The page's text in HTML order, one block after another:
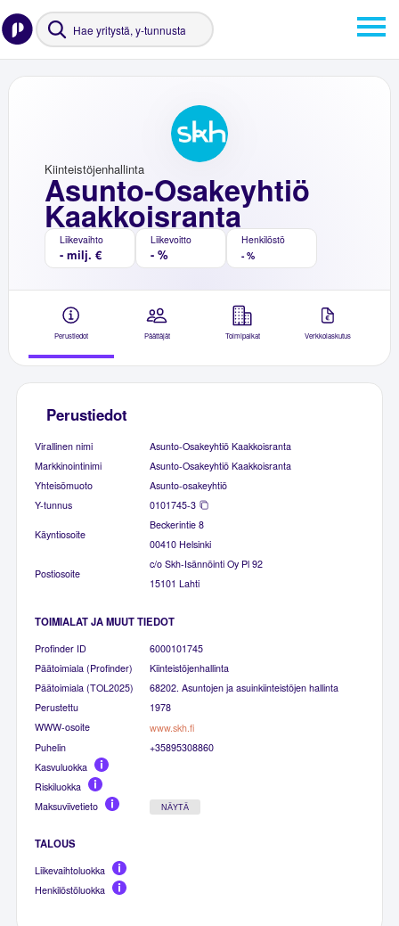
Asunto-Osakeyhtiö
Kaakkoisranta
Kiinteistöjenhallinta
Liikevaihto
- milj. €
Liikevoitto
- %
Henkilöstö
- %
Perustiedot Päättäjät Toimipaikat Verkkolaskutus
Perustiedot
Virallinen nimi
Asunto-Osakeyhtiö Kaakkoisranta
Markkinointinimi
Asunto-Osakeyhtiö Kaakkoisranta
Yhteisömuoto
Asunto-osakeyhtiö
Y-tunnus
0101745-3
Käyntiosoite
Beckerintie 8
00410 Helsinki
Postiosoite
c/o Skh-Isännöinti Oy Pl 92
15101 Lahti
TOIMIALAT JA MUUT TIEDOT
Profinder ID
6000101745
Päätoimiala (Profinder)
Kiinteistöjenhallinta
Päätoimiala (TOL2025)
68202. Asuntojen ja asuinkiinteistöjen hallinta
Perustettu
1978
WWW-osoite
www.skh.fi
Puhelin
+35895308860
Kasvuluokka
Riskiluokka
Maksuviivetieto
NÄYTÄ
TALOUS
Liikevaihtoluokka
Henkilöstöluokka